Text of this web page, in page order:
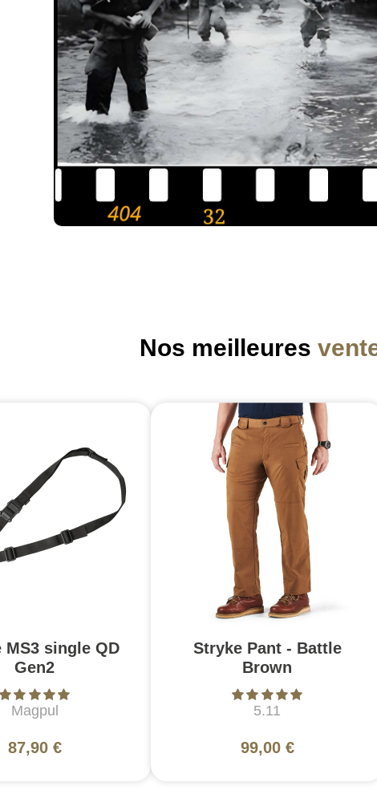
Nos meilleures
MS3 single QD
Gen2
Magpul
87,90 €
Stryke Pant - Battle
Brown
5.11
99,00 €